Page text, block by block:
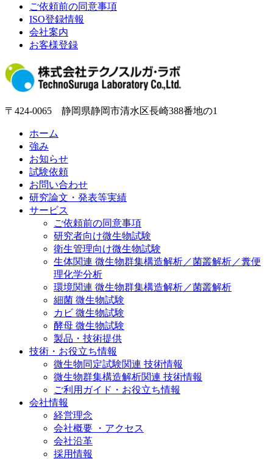
ご依頼前の同意事項
ISO登録情報
会社案内
お客様登録
〒424-0065 静岡県静岡市清水区長崎388番地の1
ホーム
強み
お知らせ
試験依頼
お問い合わせ
研究論文・発表等実績
サービス
ご依頼前の同意事項
研究者向け微生物試験
衛生管理向け微生物試験
生体関連 微生物群集構造解析／菌叢解析／糞便
理化学分析
環境関連 微生物群集構造解析／菌叢解析
細菌 微生物試験
カビ 微生物試験
酵母 微生物試験
製品・技術提供
技術・お役立ち情報
微生物同定試験関連 技術情報
微生物群集構造解析関連 技術情報
ご利用ガイド・お役立ち情報
会社情報
経営理念
会社概要 ・アクセス
会社沿革
採用情報